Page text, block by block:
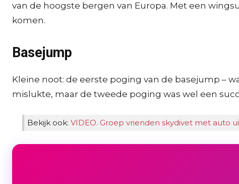
van de hoogste bergen van Europa. Met een
komen.
Basejump
Kleine noot: de eerste poging van de basejump –
mislukte, maar de tweede poging was wel een
Bekijk ook: VIDEO. Groep vrienden skydivet met auto